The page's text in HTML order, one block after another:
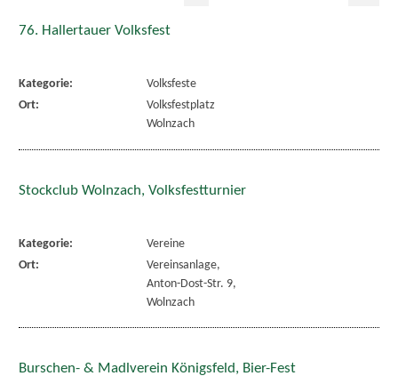
76. Hallertauer Volksfest
Kategorie:
Volksfeste
Ort:
Volksfestplatz
Wolnzach
Stockclub Wolnzach, Volksfestturnier
Kategorie:
Vereine
Ort:
Vereinsanlage,
Anton-Dost-Str. 9,
Wolnzach
Burschen- & Madlverein Königsfeld, Bier-Fest